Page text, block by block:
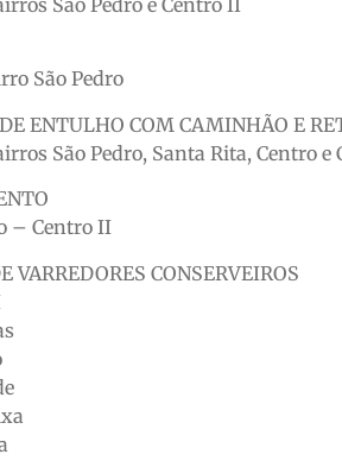
São Pedro e Centro II
São Pedro
ENTULHO COM CAMINHÃO E
São Pedro, Santa Rita, Centro e
– Centro II
VARREDORES CONSERVEIROS